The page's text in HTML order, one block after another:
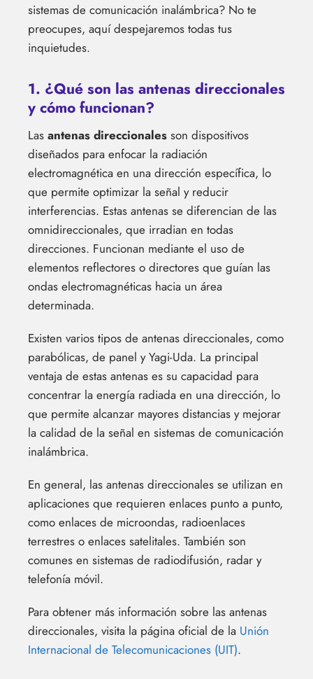
sistemas de comunicación inalámbrica? No te
preocupes, aquí despejaremos todas tus
inquietudes.
1. ¿Qué son las antenas direccionales
y cómo funcionan?
Las antenas direccionales son dispositivos
diseñados para enfocar la radiación
electromagnética en una dirección específica, lo
que permite optimizar la señal y reducir
interferencias. Estas antenas se diferencian de las
omnidireccionales, que irradian en todas
direcciones. Funcionan mediante el uso de
elementos reflectores o directores que guían las
ondas electromagnéticas hacia un área
determinada.
Existen varios tipos de antenas direccionales, como
parabólicas, de panel y Yagi-Uda. La principal
ventaja de estas antenas es su capacidad para
concentrar la energía radiada en una dirección, lo
que permite alcanzar mayores distancias y mejorar
la calidad de la señal en sistemas de comunicación
inalámbrica.
En general, las antenas direccionales se utilizan en
aplicaciones que requieren enlaces punto a punto,
como enlaces de microondas, radioenlaces
terrestres o enlaces satelitales. También son
comunes en sistemas de radiodifusión, radar y
telefonía móvil.
Para obtener más información sobre las antenas
direccionales, visita la página oficial de la Unión
Internacional de Telecomunicaciones (UIT).